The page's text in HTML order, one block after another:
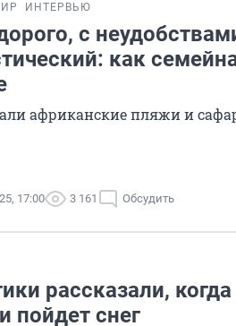
ИНТЕРВЬЮ
с
как
африканские пляжи и
17:00 3 161 Обсудить
рассказали,
пойдет снег